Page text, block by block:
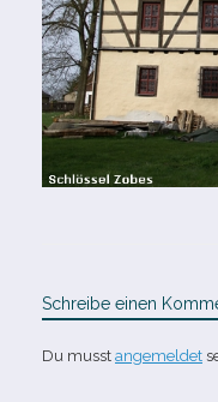
Schreibe einen
Du musst angemeldet